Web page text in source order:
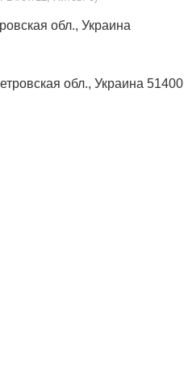
обл., Украина
обл., Украина 51400